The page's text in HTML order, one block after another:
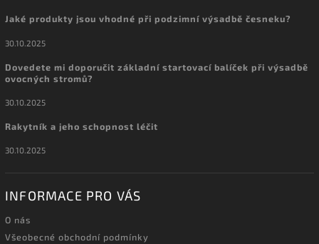
Jaké produkty jsou vhodné při podzimní výsadbě česneku?
30.10.2025
Dovedete mi doporučit základní startovací balíček při výsadbě
ovocných stromů?
30.10.2025
Rakytník a jeho schopnost léčit
30.10.2025
INFORMACE PRO VÁS
O nás
Všeobecné obchodní podmínky